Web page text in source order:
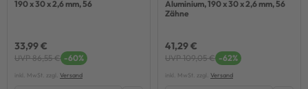
190 x 30 x 2,6 mm, 56
33,99 €
UVP 86,55 € -60%
inkl. MwSt. zzgl. Versand
Aluminium, 190 x 30 x 2,6 mm, 56
Zähne
41,29 €
UVP 109,05 € -62%
inkl. MwSt. zzgl. Versand